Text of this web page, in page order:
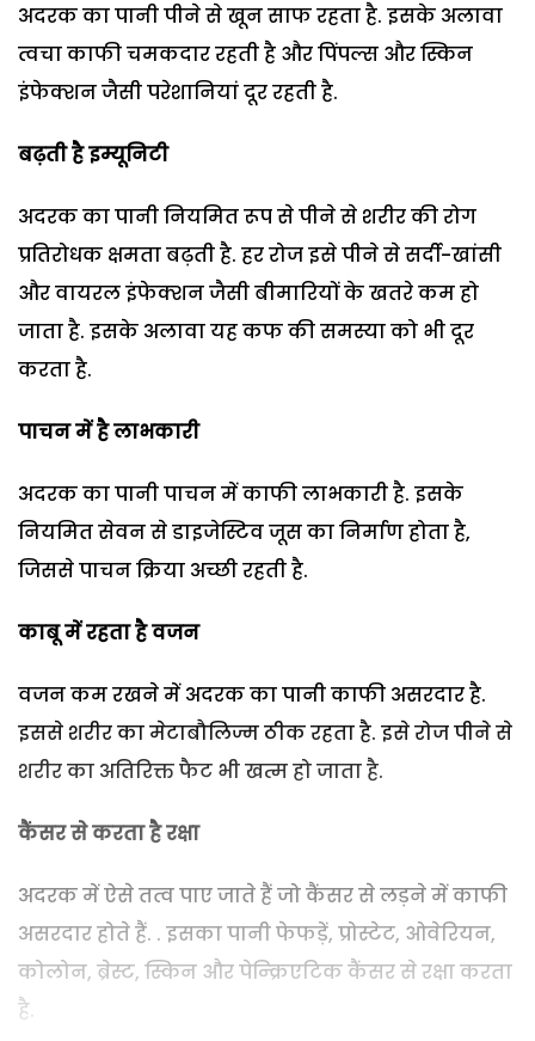
अदरक का पानी पीने से खून साफ रहता है. इसके अलावा
त्वचा काफी चमकदार रहती है और पिंपल्स और स्किन
इंफेक्शन जैसी परेशानियां दूर रहती है.
बढ़ती है इम्यूनिटी
अदरक का पानी नियमित रूप से पीने से शरीर की रोग
प्रतिरोधक क्षमता बढ़ती है. हर रोज इसे पीने से सर्दी-खांसी
और वायरल इंफेक्शन जैसी बीमारियों के खतरे कम हो
जाता है. इसके अलावा यह कफ की समस्या को भी दूर
करता है.
पाचन में है लाभकारी
अदरक का पानी पाचन में काफी लाभकारी है. इसके
नियमित सेवन से डाइजेस्टिव जूस का निर्माण होता है,
जिससे पाचन क्रिया अच्छी रहती है.
काबू में रहता है वजन
वजन कम रखने में अदरक का पानी काफी असरदार है.
इससे शरीर का मेटाबौलिज्म ठीक रहता है. इसे रोज पीने से
शरीर का अतिरिक्त फैट भी खत्म हो जाता है.
कैंसर से करता है रक्षा
अदरक में ऐसे तत्व पाए जाते हैं जो कैंसर से लड़ने में काफी
असरदार होते हैं. . इसका पानी फेफड़ें, प्रोस्टेट, ओवेरियन,
कोलोन, ब्रेस्ट, स्किन और पेन्क्रिएटिक कैंसर से रक्षा करता
है.